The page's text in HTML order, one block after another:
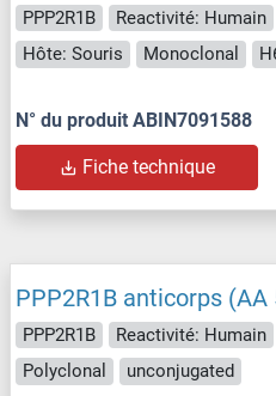
PPP2R1B Reactivité: Humain
Hôte: Souris
Monoclonal
N° du produit ABIN7091588
Fiche technique
PPP2R1B anticorps (AA
PPP2R1B Reactivité: Humain
Polyclonal
unconjugated